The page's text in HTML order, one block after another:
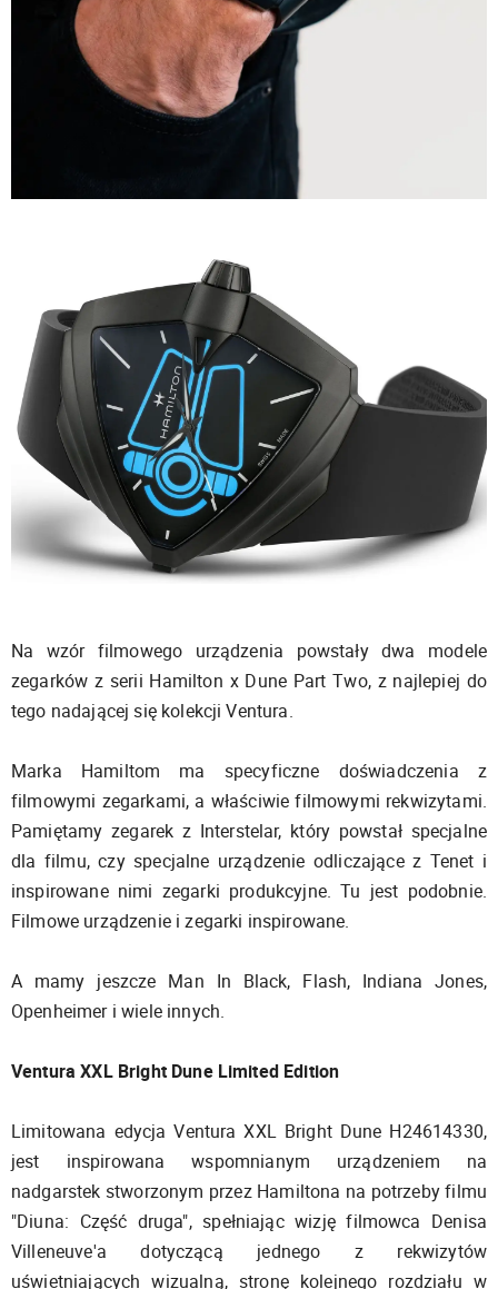
Na wzór filmowego urządzenia powstały dwa modele
zegarków z serii Hamilton x Dune Part Two, z najlepiej do
tego nadającej się kolekcji Ventura.
Marka Hamiltom ma specyficzne doświadczenia z
filmowymi zegarkami, a właściwie filmowymi rekwizytami.
Pamiętamy zegarek z Interstelar, który powstał specjalne
dla filmu, czy specjalne urządzenie odliczające z Tenet i
inspirowane nimi zegarki produkcyjne. Tu jest podobnie.
Filmowe urządzenie i zegarki inspirowane.
A mamy jeszcze Man In Black, Flash, Indiana Jones,
Openheimer i wiele innych.
Ventura XXL Bright Dune Limited Edition
Limitowana edycja Ventura XXL Bright Dune H24614330,
jest inspirowana wspomnianym urządzeniem na
nadgarstek stworzonym przez Hamiltona na potrzeby filmu
"Diuna: Część druga", spełniając wizję filmowca Denisa
Villeneuve'a dotyczącą jednego z rekwizytów
uświetniających wizualną, stronę kolejnego rozdziału w